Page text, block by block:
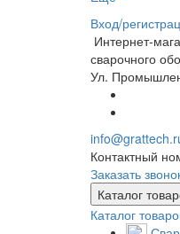
Вход/
Интернет-
сварочного
Ул.
Контактный
Заказать
Каталог
Каталог